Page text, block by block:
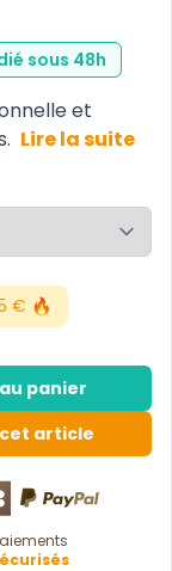
sous 48h
et
Lire la suite
€ 🔥
panier
article